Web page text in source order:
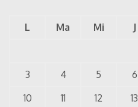
L Ma Mi J
3
4 5 6
10
11 12 13